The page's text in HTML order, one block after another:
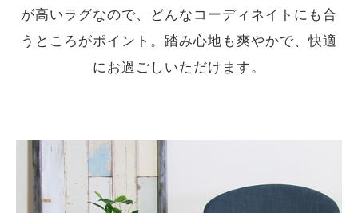
が高いラグなので、どんなコーディネイトにも合
うところがポイント。踏み心地も爽やかで、快適
にお過ごしいただけます。